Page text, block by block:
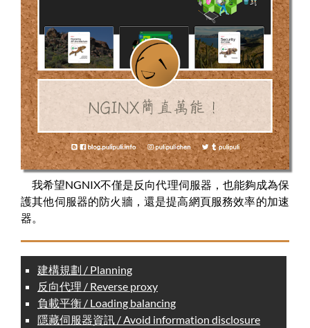
我希望NGNIX不僅是反向代理伺服器，也能夠成為保
護其他伺服器的防火牆，還是提高網頁服務效率的加速
器。
建構規劃 / Planning
反向代理 / Reverse proxy
負載平衡 / Loading balancing
隱藏伺服器資訊 / Avoid information disclosure